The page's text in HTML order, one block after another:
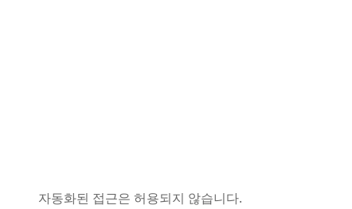
자동화된 접근은 허용되지 않습니다.